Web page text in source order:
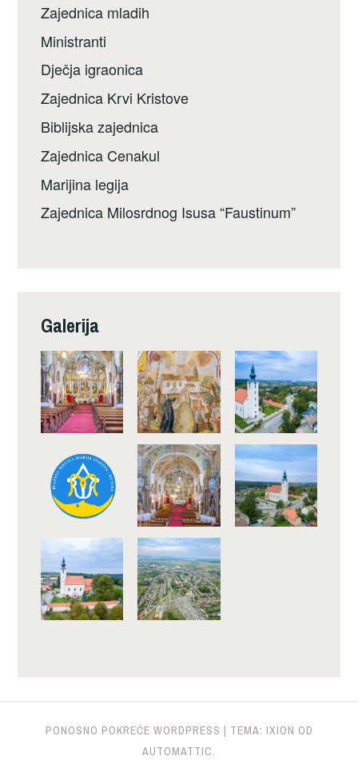
Zajednica mladih
Ministranti
Dječja igraonica
Zajednica Krvi Kristove
Biblijska zajednica
Zajednica Cenakul
Marijina legija
Zajednica Milosrdnog Isusa “Faustinum”
Galerija
PONOSNO POKREĆE WORDPRESS | TEMA: IXION OD
AUTOMATTIC.